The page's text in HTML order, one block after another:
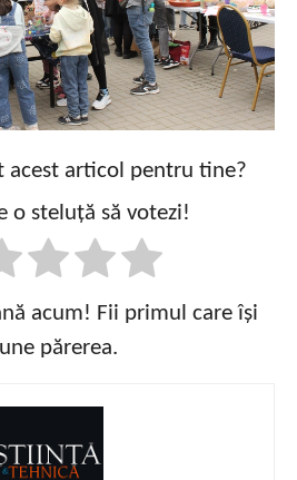
acest articol pentru tine?
o steluță să votezi!
acum! Fii primul care își
părerea.